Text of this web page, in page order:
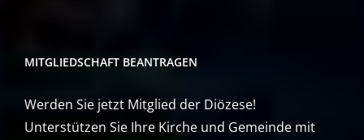
MITGLIEDSCHAFT BEANTRAGEN
Werden Sie jetzt Mitglied der Diözese!
Unterstützen Sie Ihre Kirche und Gemeinde mit